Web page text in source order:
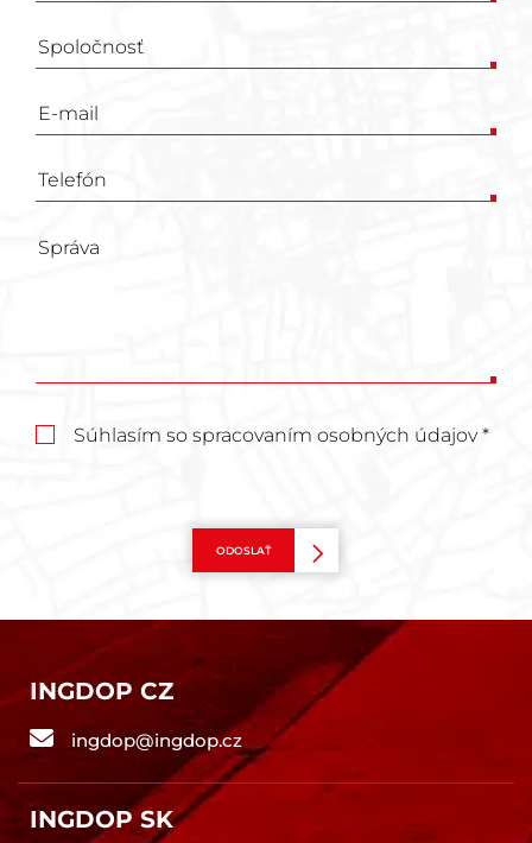
Súhlasím so spracovaním osobných údajov *
ODOSLAŤ
INGDOP CZ
ingdop@ingdop.cz
INGDOP SK